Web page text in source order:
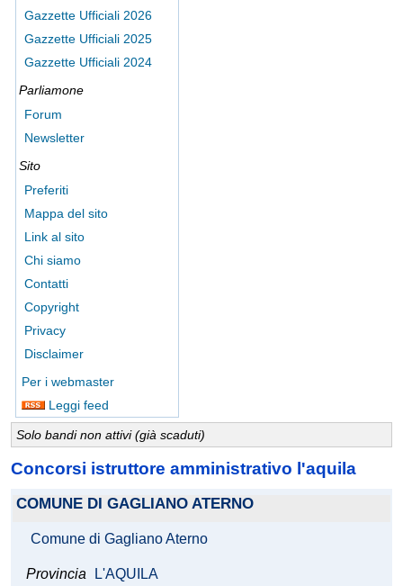
Gazzette Ufficiali 2026
Gazzette Ufficiali 2025
Gazzette Ufficiali 2024
Parliamone
Forum
Newsletter
Sito
Preferiti
Mappa del sito
Link al sito
Chi siamo
Contatti
Copyright
Privacy
Disclaimer
Per i webmaster
Leggi feed
Solo bandi non attivi (già scaduti)
Concorsi istruttore amministrativo l'aquila
COMUNE DI GAGLIANO ATERNO
Comune di Gagliano Aterno
Provincia L'AQUILA